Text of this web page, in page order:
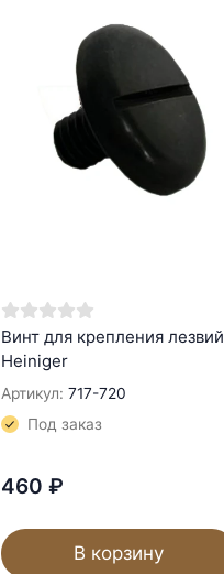
Винт для крепления лезвий
Heiniger
Артикул: 717-720
Под заказ
460 ₽
В корзину